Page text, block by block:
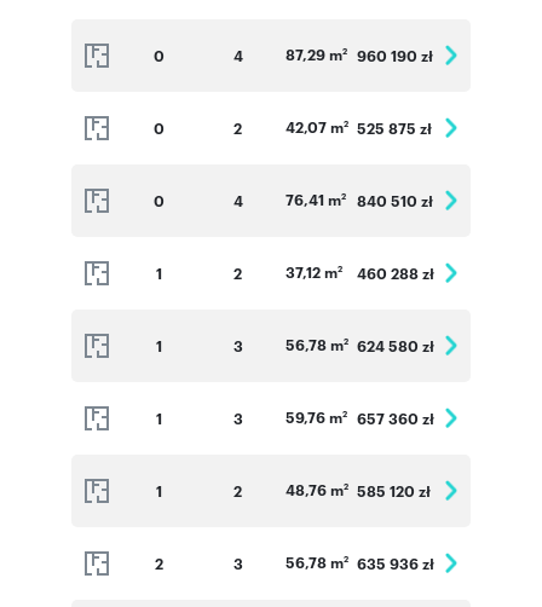
0 4 87,29 m2 960 190 zł
0 2 42,07 m2 525 875 zł
0 4 76,41 m2 840 510 zł
1 2 37,12 m2 460 288 zł
1 3 56,78 m2 624 580 zł
1 3 59,76 m2 657 360 zł
1 2 48,76 m2 585 120 zł
2 3 56,78 m2 635 936 zł